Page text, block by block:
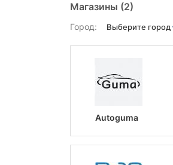
Магазины (2)
Город:
Autoguma